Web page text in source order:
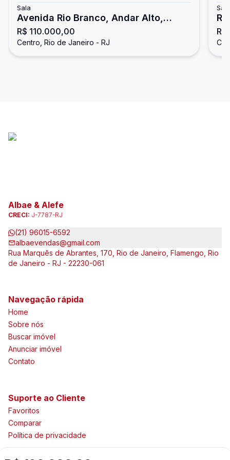
Sala
Avenida Rio Branco, Andar Alto,
Reformado Carioca
R$ 110.000,00
Centro, Rio de Janeiro - RJ
Sala
Albae & Alefe
CRECI: J-7787-RJ
(21) 96015-6592
albaevendas@gmail.com
Rua Marquês de Abrantes, 170, Rio de Janeiro, Flamengo, Rio
de Janeiro - RJ - 22230-061
Navegação rápida
Home
Sobre nós
Buscar imóvel
Anunciar imóvel
Contato
Suporte ao Cliente
Favoritos
Comparar
Política de privacidade